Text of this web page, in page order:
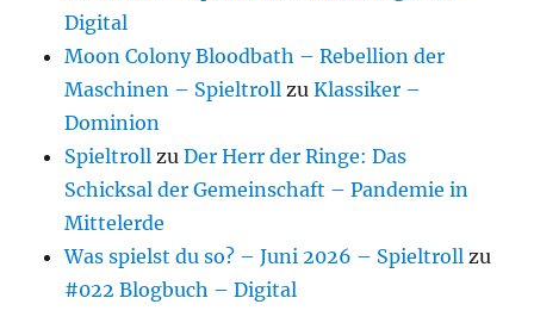
Digital
Moon Colony Bloodbath – Rebellion der
Maschinen – Spieltroll zuKlassiker –
Dominion
Spieltroll zuDer Herr der Ringe: Das
Schicksal der Gemeinschaft – Pandemie in
Mittelerde
Was spielst du so? – Juni 2026 – Spieltroll zu
#022 Blogbuch – Digital